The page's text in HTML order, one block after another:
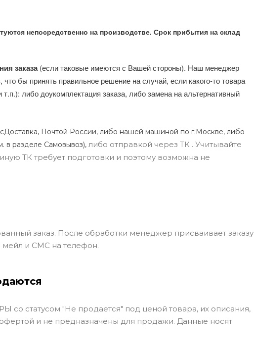
непосредственно на производстве. Срок прибытия на склад
заказа(если таковые имеются с Вашей стороны). Наш менеджер
бы принять правильное решение на случай, если какого-то товара
либо доукомплектация заказа, либо замена на альтернативный
Почтой России, либо нашей машиной по г.Москве, либо
в разделе Самовывоз), либо отправкой через ТК . Учитывайте
ТК требует подготовки и поэтому возможна не
заказ. После обработки менеджер присваивает заказу
мейл и СМС на телефон.
со статусом "Не продается" под ценой товара, их описания,
и не предназначены для продажи. Данные носят